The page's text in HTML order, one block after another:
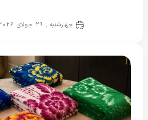
چهارشنبه , 29 جولای 2026